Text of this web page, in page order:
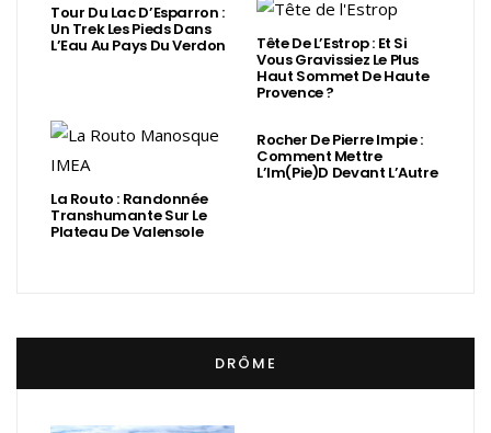
Tour Du Lac D’Esparron :
Un Trek Les Pieds Dans
L’Eau Au Pays Du Verdon Tête De L’Estrop : Et Si
Vous Gravissiez Le Plus
Haut Sommet De Haute
Provence ?
La Routo : Randonnée
Transhumante Sur Le
Plateau De Valensole
Rocher De Pierre Impie :
Comment Mettre
L’Im(Pie)d Devant L’Autre
DRÔME